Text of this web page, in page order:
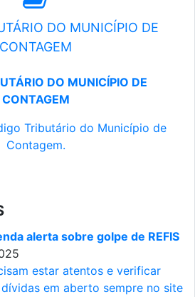
DO MUNICÍPIO DE
CONTAGEM
DO MUNICÍPIO DE
CONTAGEM
Tributário do Município de
Contagem.
alerta sobre golpe de REFIS
estar atentos e verificar
em aberto sempre no site